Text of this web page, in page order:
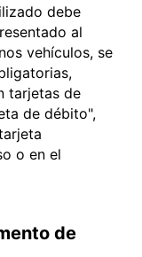
debe
al
vehículos, se
tarjetas de
de débito",
o en el
de